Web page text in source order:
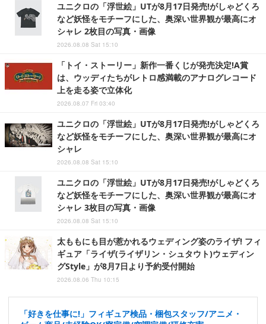
ユニクロの「浮世絵」UTが8月17日発売!がしゃどくろ
など妖怪をモチーフにした、奥深い世界観が最高にオ
シャレ 2枚目の写真・画像
2026.08.08 Sat 15:10
「トイ・ストーリー」新作一番くじが発売決定!A賞
は、ウッディたちがレトロ感満載のアナログレコード
上を走る姿で立体化
2026.08.07 Fri 03:40
ユニクロの「浮世絵」UTが8月17日発売!がしゃどくろ
など妖怪をモチーフにした、奥深い世界観が最高にオ
シャレ
2026.08.08 Sat 15:10
ユニクロの「浮世絵」UTが8月17日発売!がしゃどくろ
など妖怪をモチーフにした、奥深い世界観が最高にオ
シャレ 3枚目の写真・画像
2026.08.08 Sat 15:10
太ももにも目が惹かれるウェディング姿のライザ! フィ
ギュア「ライザ(ライザリン・シュタウト)ウェディン
グStyle」が8月7日より予約受付開始
2026.08.06 Thu 10:15
「好きを仕事に!」フィギュア検品・梱包スタッフ/アニメ・